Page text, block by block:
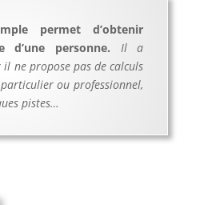
permet d’obtenir
d’une personne.
Il a
ne propose pas de calculs
particulier ou professionnel,
pistes…